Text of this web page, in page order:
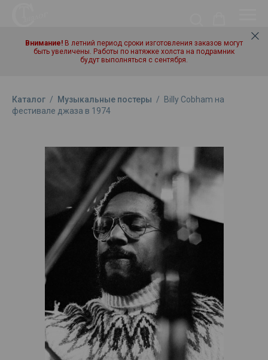
Внимание! В летний период сроки изготовления заказов могут
быть увеличены. Работы по натяжке холста на подрамник
будут выполняться с сентября.
Каталог / Музыкальные постеры /
Billy Cobham на
фестивале джаза в 1974